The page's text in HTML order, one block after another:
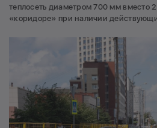
теплосеть диаметром 700 мм
«коридоре» при наличии